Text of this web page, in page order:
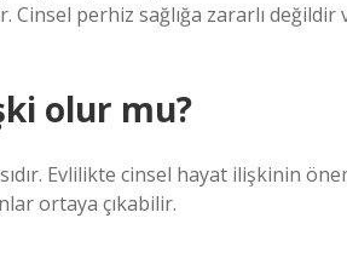
perhiz sağlığa zararlı değildir
olur mu?
Evlilikte cinsel hayat ilişkinin
ortaya çıkabilir.